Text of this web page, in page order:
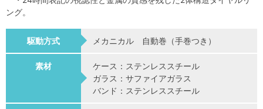
ング。
駆動方式 メカニカル 自動巻（手巻つき）
素材
ケース：ステンレススチール
ガラス：サファイアガラス
バンド：ステンレススチール